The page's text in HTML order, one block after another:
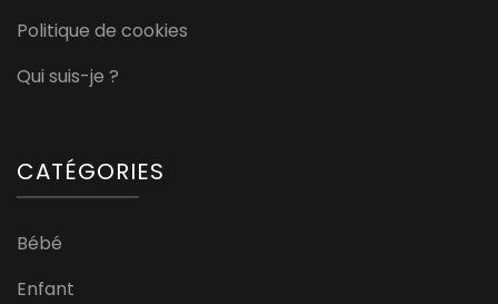
Politique de cookies
Qui suis-je ?
CATÉGORIES
Bébé
Enfant